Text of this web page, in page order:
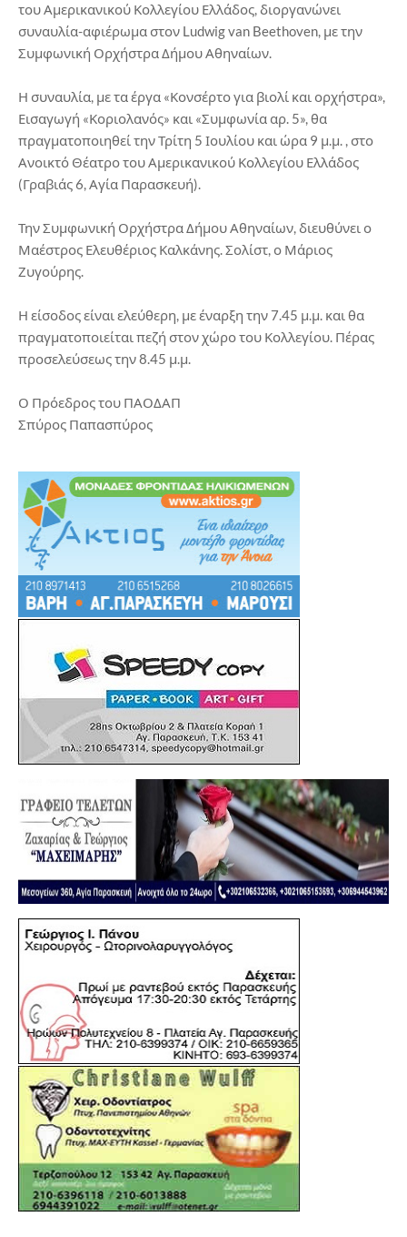
του Αμερικανικού Κολλεγίου Ελλάδος, διοργανώνει
συναυλία-αφιέρωμα στον Ludwig van Beethoven, με την
Συμφωνική Ορχήστρα Δήμου Αθηναίων.
Η συναυλία, με τα έργα «Κονσέρτο για βιολί και ορχήστρα»,
Εισαγωγή «Κοριολανός» και «Συμφωνία αρ. 5», θα
πραγματοποιηθεί την Τρίτη 5 Ιουλίου και ώρα 9 μ.μ. , στο
Ανοικτό Θέατρο του Αμερικανικού Κολλεγίου Ελλάδος
(Γραβιάς 6, Αγία Παρασκευή).
Την Συμφωνική Ορχήστρα Δήμου Αθηναίων, διευθύνει ο
Μαέστρος Ελευθέριος Καλκάνης. Σολίστ, ο Μάριος
Ζυγούρης.
Η είσοδος είναι ελεύθερη, με έναρξη την 7.45 μ.μ. και θα
πραγματοποιείται πεζή στον χώρο του Κολλεγίου. Πέρας
προσελεύσεως την 8.45 μ.μ.
Ο Πρόεδρος του ΠΑΟΔΑΠ
Σπύρος Παπασπύρος